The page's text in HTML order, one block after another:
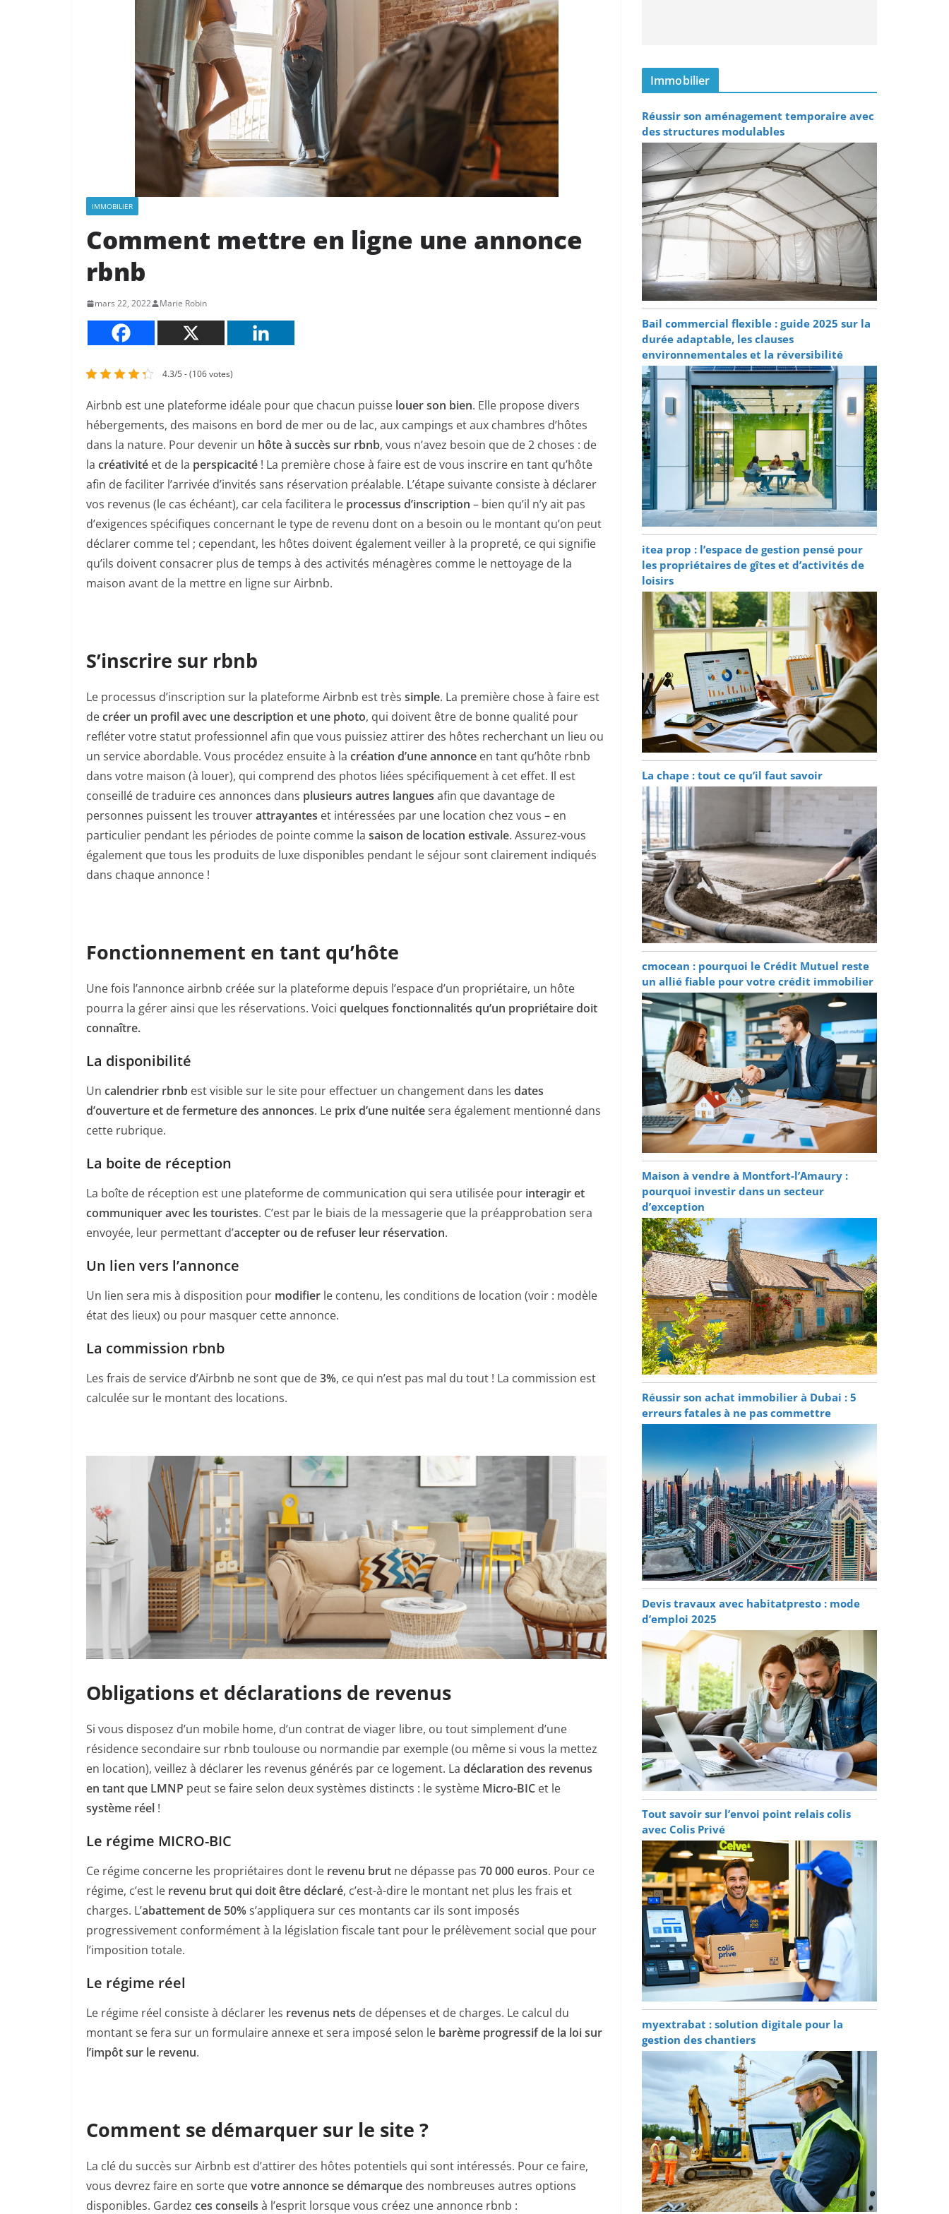
IMMOBILIER
Comment mettre en ligne une annonce
rbnb
mars 22, 2022 Marie Robin
4.3/5 - (106 votes)
Airbnb est une plateforme idéale pour que chacun puisse louer son bien. Elle propose divers
hébergements, des maisons en bord de mer ou de lac, aux campings et aux chambres d’hôtes
dans la nature. Pour devenir un hôte à succès sur rbnb, vous n’avez besoin que de 2 choses : de
la créativité et de la perspicacité ! La première chose à faire est de vous inscrire en tant qu’hôte
afin de faciliter l’arrivée d’invités sans réservation préalable. L’étape suivante consiste à déclarer
vos revenus (le cas échéant), car cela facilitera le processus d’inscription – bien qu’il n’y ait pas
d’exigences spécifiques concernant le type de revenu dont on a besoin ou le montant qu’on peut
déclarer comme tel ; cependant, les hôtes doivent également veiller à la propreté, ce qui signifie
qu’ils doivent consacrer plus de temps à des activités ménagères comme le nettoyage de la
maison avant de la mettre en ligne sur Airbnb.
S’inscrire sur rbnb
Le processus d’inscription sur la plateforme Airbnb est très simple. La première chose à faire est
decréer un profil avec une description et une photo, qui doivent être de bonne qualité pour
refléter votre statut professionnel afin que vous puissiez attirer des hôtes recherchant un lieu ou
un service abordable. Vous procédez ensuite à la création d’une annonce en tant qu’hôte rbnb
dans votre maison (à louer), qui comprend des photos liées spécifiquement à cet effet. Il est
conseillé de traduire ces annonces dans plusieurs autres langues afin que davantage de
personnes puissent les trouverattrayantes et intéressées par une location chez vous – en
particulier pendant les périodes de pointe comme la saison de location estivale. Assurez-vous
également que tous les produits de luxe disponibles pendant le séjour sont clairement indiqués
dans chaque annonce !
Fonctionnement en tant qu’hôte
Une fois l’annonce airbnb créée sur la plateforme depuis l’espace d’un propriétaire, un hôte
pourra la gérer ainsi que les réservations. Voici quelques fonctionnalités qu’un propriétaire doit
connaître.
La disponibilité
Un calendrier rbnb est visible sur le site pour effectuer un changement dans les dates
d’ouverture et de fermeture des annonces. Le prix d’une nuitéesera également mentionné dans
cette rubrique.
La boite de réception
La boîte de réception est une plateforme de communication qui sera utilisée pour interagir et
communiquer avec les touristes. C’est par le biais de la messagerie que la préapprobation sera
envoyée, leur permettant d’accepter ou de refuser leur réservation.
Un lien vers l’annonce
Un lien sera mis à disposition pour modifier le contenu, les conditions de location (voir : modèle
état des lieux) ou pour masquer cette annonce.
La commission rbnb
Les frais de service d’Airbnb ne sont que de3%, ce qui n’est pas mal du tout ! La commission est
calculée sur le montant des locations.
Obligations et déclarations de revenus
Si vous disposez d’un mobile home, d’un contrat de viager libre, ou tout simplement d’une
résidence secondaire sur rbnb toulouse ou normandie par exemple (ou même si vous la mettez
en location), veillez à déclarer les revenus générés par ce logement. La déclaration des revenus
en tant que LMNP peut se faire selon deux systèmes distincts : le système Micro-BIC et le
système réel !
Le régime MICRO-BIC
Ce régime concerne les propriétaires dont le revenu brut ne dépasse pas 70 000 euros. Pour ce
régime, c’est le revenu brut qui doit être déclaré, c’est-à-dire le montant net plus les frais et
charges. L’abattement de 50%s’appliquera sur ces montants car ils sont imposés
progressivement conformément à la législation fiscale tant pour le prélèvement social que pour
l’imposition totale.
Le régime réel
Le régime réel consiste à déclarer les revenus nets de dépenses et de charges. Le calcul du
montant se fera sur un formulaire annexe et sera imposé selon le barème progressif de la loi sur
l’impôt sur le revenu.
Comment se démarquer sur le site ?
La clé du succès sur Airbnb est d’attirer des hôtes potentiels qui sont intéressés. Pour ce faire,
vous devrez faire en sorte quevotre annonce se démarque des nombreuses autres options
disponibles. Gardez ces conseils à l’esprit lorsque vous créez une annonce rbnb :
Immobilier
Réussir son aménagement temporaire avec
des structures modulables
Bail commercial flexible : guide 2025 sur la
durée adaptable, les clauses
environnementales et la réversibilité
itea prop : l’espace de gestion pensé pour
les propriétaires de gîtes et d’activités de
loisirs
La chape : tout ce qu’il faut savoir
cmocean : pourquoi le Crédit Mutuel reste
un allié fiable pour votre crédit immobilier
Maison à vendre à Montfort-l’Amaury :
pourquoi investir dans un secteur
d’exception
Réussir son achat immobilier à Dubai : 5
erreurs fatales à ne pas commettre
Devis travaux avec habitatpresto : mode
d’emploi 2025
Tout savoir sur l’envoi point relais colis
avec Colis Privé
myextrabat : solution digitale pour la
gestion des chantiers